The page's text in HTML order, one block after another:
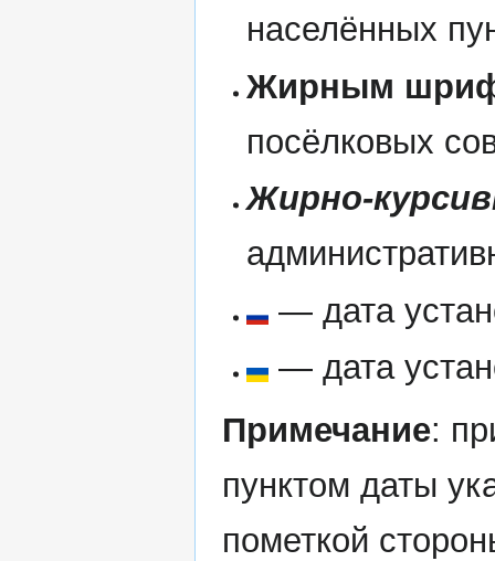
населённых
Жирным
посёлковых
Жирно-
— дата
— дата
Примечание:
пунктом даты
пометкой